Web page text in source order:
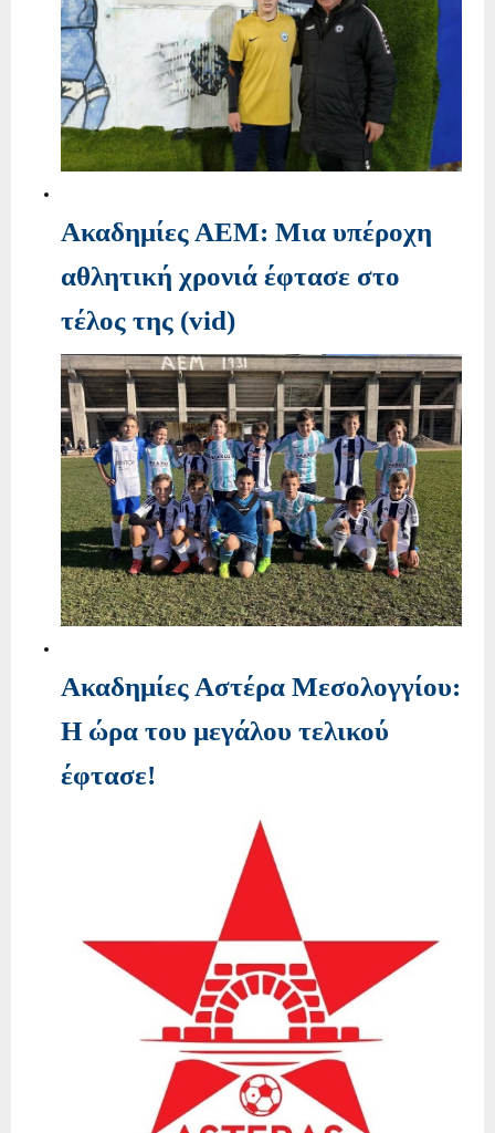
Ακαδημίες ΑΕΜ: Μια υπέροχη
αθλητική χρονιά έφτασε στο
τέλος της (vid)
Ακαδημίες Αστέρα Μεσολογγίου:
Η ώρα του μεγάλου τελικού
έφτασε!